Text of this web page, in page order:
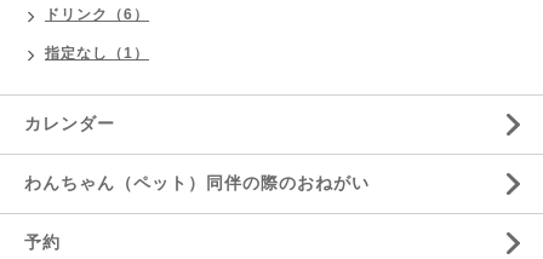
ドリンク（6）
指定なし（1）
カレンダー
わんちゃん（ペット）同伴の際のおねがい
予約